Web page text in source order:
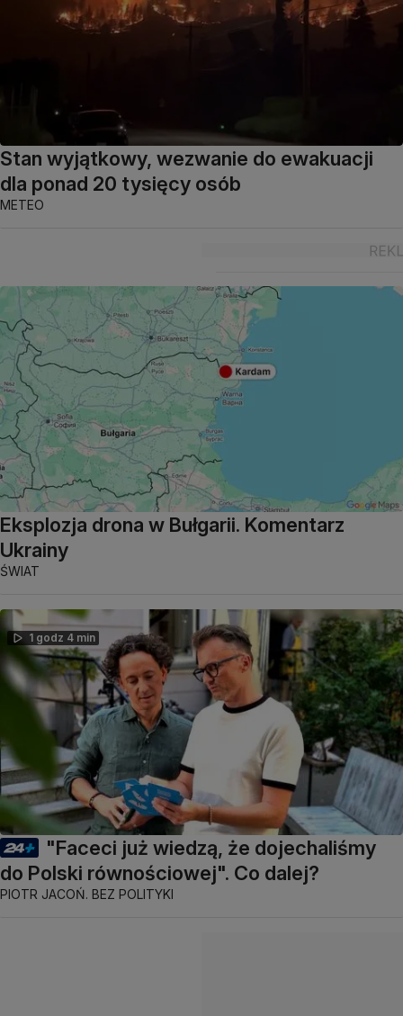
Stan wyjątkowy, wezwanie do ewakuacji
dla ponad 20 tysięcy osób
METEO
Eksplozja drona w Bułgarii. Komentarz
Ukrainy
ŚWIAT
1 godz 4 min
"Faceci już wiedzą, że dojechaliśmy
do Polski równościowej". Co dalej?
PIOTR JACOŃ. BEZ POLITYKI